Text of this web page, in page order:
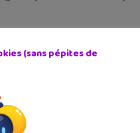
débarque sur ton
(sans pépites de